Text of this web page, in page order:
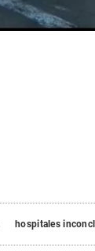
hospitales